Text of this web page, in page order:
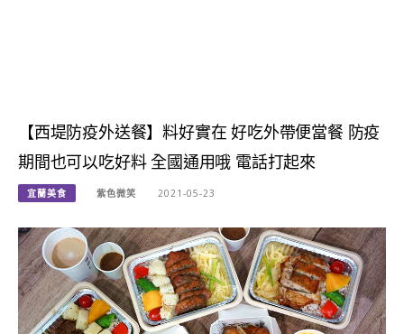
【西堤防疫外送餐】料好實在 好吃外帶便當餐 防疫
期間也可以吃好料 全國通用哦 電話打起來
宜蘭美食 紫色微笑 2021-05-23